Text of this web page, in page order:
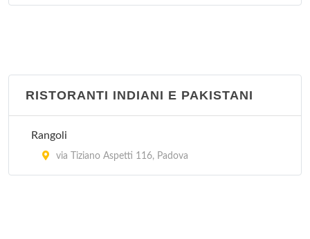
RISTORANTI INDIANI E PAKISTANI
Rangoli
via Tiziano Aspetti 116, Padova